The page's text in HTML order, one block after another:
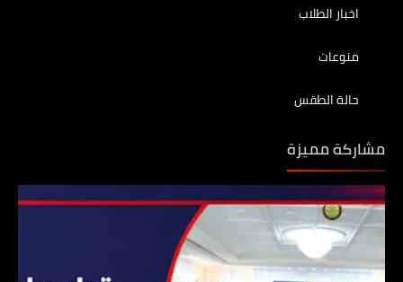
اخبار الطلاب
منوعات
حالة الطقس
مشاركة مميزة